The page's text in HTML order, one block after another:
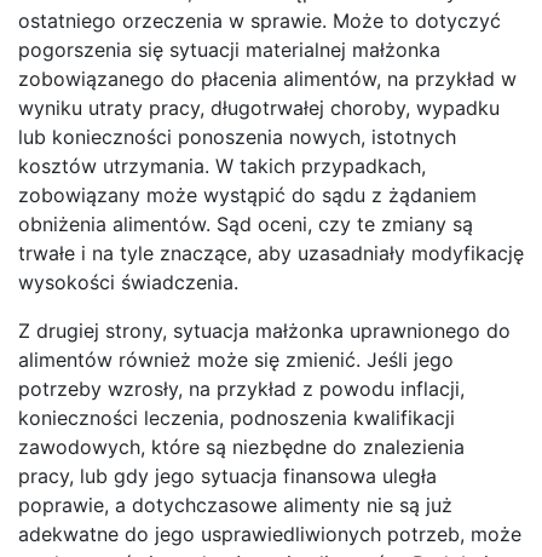
ostatniego orzeczenia w sprawie. Może to dotyczyć
pogorszenia się sytuacji materialnej małżonka
zobowiązanego do płacenia alimentów, na przykład w
wyniku utraty pracy, długotrwałej choroby, wypadku
lub konieczności ponoszenia nowych, istotnych
kosztów utrzymania. W takich przypadkach,
zobowiązany może wystąpić do sądu z żądaniem
obniżenia alimentów. Sąd oceni, czy te zmiany są
trwałe i na tyle znaczące, aby uzasadniały modyfikację
wysokości świadczenia.
Z drugiej strony, sytuacja małżonka uprawnionego do
alimentów również może się zmienić. Jeśli jego
potrzeby wzrosły, na przykład z powodu inflacji,
konieczności leczenia, podnoszenia kwalifikacji
zawodowych, które są niezbędne do znalezienia
pracy, lub gdy jego sytuacja finansowa uległa
poprawie, a dotychczasowe alimenty nie są już
adekwatne do jego usprawiedliwionych potrzeb, może